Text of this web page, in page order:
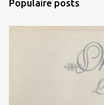
c
t
Populaire posts